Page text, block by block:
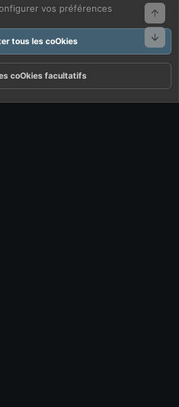
vos préférences
tous les coOkies
coOkies facultatifs